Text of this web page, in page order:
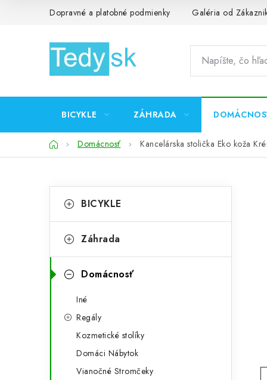
Dopravné a platobné podmienky Galéria od
BICYKLE ZÁHRADA
DomovDomácnosť Kancelárska stolička Eko koža
o
n
ý
kategórie
a
e
g
BICYKLE
Záhrada
Domácnosť
Iné
Regály
Kozmetické stolíky
Domáci Nábytok
Vianočné Stromčeky